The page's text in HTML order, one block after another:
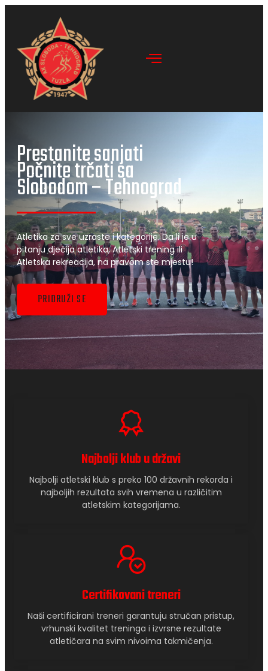
Prestanite sanjati
Počnite trčati sa
Slobodom – Tehnograd
Atletika za sve uzraste i kategorije. Da li je u
pitanju dječija atletika, Atletski trening ili
Atletska rekreacija, na pravom ste mjestu!
PRIDRUŽI SE
Najbolji klub u državi
Najbolji atletski klub s preko 100 državnih rekorda i
najboljih rezultata svih vremena u različitim
atletskim kategorijama.
Certifikovani treneri
Naši certificirani treneri garantuju stručan pristup,
vrhunski kvalitet treninga i izvrsne rezultate
atletičara na svim nivoima takmičenja.